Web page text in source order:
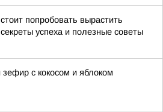
попробовать вырастить
успеха и полезные советы
с кокосом и яблоком